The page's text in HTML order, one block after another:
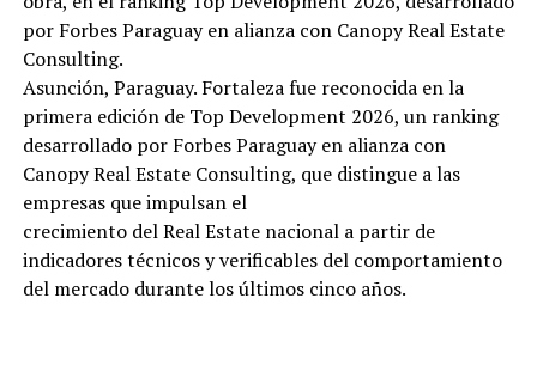
por Forbes Paraguay en alianza con Canopy Real Estate
Consulting.
Asunción, Paraguay. Fortaleza fue reconocida en la
primera edición de Top Development 2026, un ranking
desarrollado por Forbes Paraguay en alianza con
Canopy Real Estate Consulting, que distingue a las
empresas que impulsan el
crecimiento del Real Estate nacional a partir de
indicadores técnicos y verificables del comportamiento
del mercado durante los últimos cinco años.